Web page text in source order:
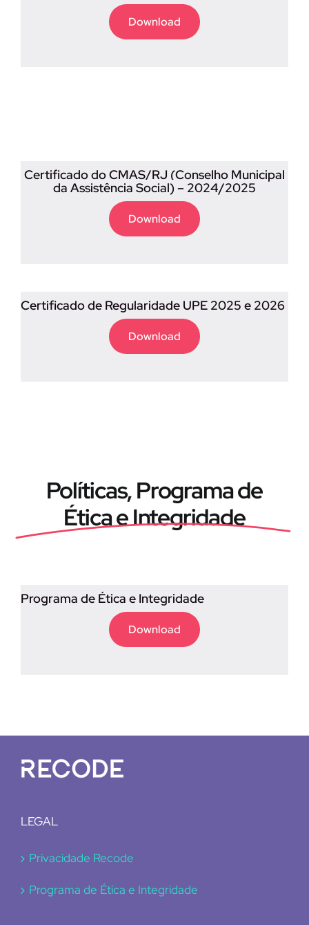
Download
Certificado do CMAS/RJ (Conselho Municipal
da Assistência Social) – 2024/2025
Download
Certificado de Regularidade UPE 2025 e 2026
Download
Políticas, Programa de
Ética e Integridade
Programa de Ética e Integridade
Download
LEGAL
Privacidade Recode
Programa de Ética e Integridade